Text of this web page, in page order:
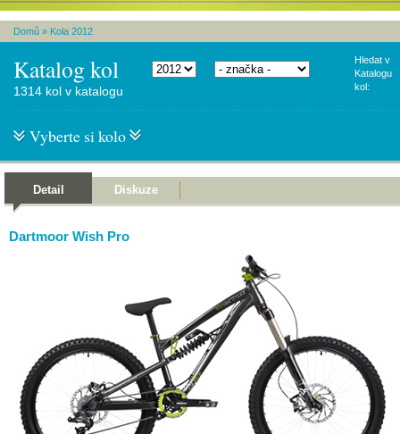
Domů » Kola 2012
Katalog kol
Hledat v
Katalogu
kol:
1314 kol v katalogu
Vyberte si kolo
Detail Diskuze
Dartmoor Wish Pro